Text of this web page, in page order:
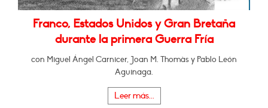
Franco, Estados Unidos y Gran Bretaña
durante la primera Guerra Fría
con Miguel Ángel Carnicer, Joan M. Thomàs y Pablo León
Aguinaga.
Leer más...